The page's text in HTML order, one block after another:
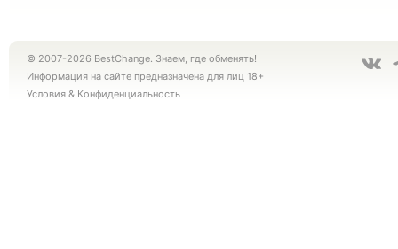
© 2007-2026 BestChange. Знаем, где обменять!
Информация на сайте предназначена для лиц 18+
Условия & Конфиденциальность